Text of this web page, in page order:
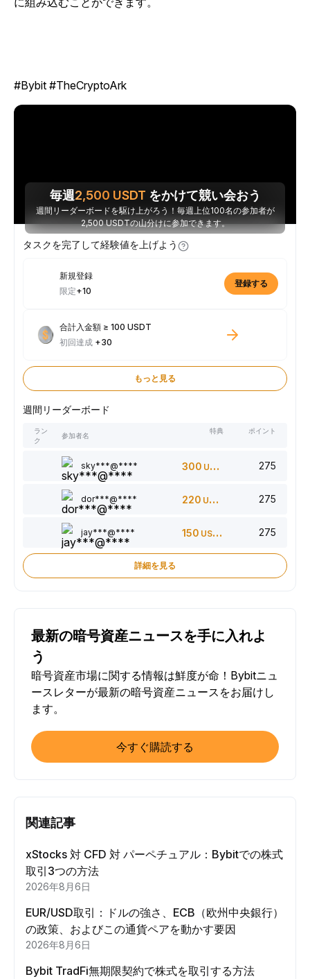
#Bybit #TheCryptoArk
毎週2,500 USDT をかけて競い会おう
週間リーダーボードを駆け上がろう！毎週上位100名の参加者が
2,500 USDTの山分けに参加できます。
タスクを完了して経験値を上げよう
新規登録
限定+10
登録する
合計入金額 ≥ 100 USDT
初回達成 +30
もっと見る
週間リーダーボード
ラン
ク
参加者名
特典 ポイント
sky***@**** 300 USDT 275
dor***@**** 220 USDT 275
jay***@**** 150 USDT 275
詳細を見る
最新の暗号資産ニュースを手に入れよ
う
暗号資産市場に関する情報は鮮度が命！Bybitニュ
ースレターが最新の暗号資産ニュースをお届けし
ます。
今すぐ購読する
関連記事
xStocks 対 CFD 対 パーペチュアル：Bybitでの株式
取引3つの方法
2026年8月6日
EUR/USD取引：ドルの強さ、ECB（欧州中央銀行）
の政策、およびこの通貨ペアを動かす要因
2026年8月6日
Bybit TradFi無期限契約で株式を取引する方法